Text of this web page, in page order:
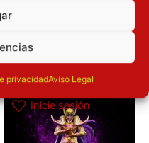
privacidadAviso Legal
Inicie sesión